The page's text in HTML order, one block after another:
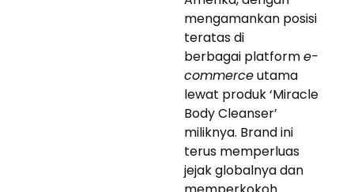
mengamankan posisi
teratas di
berbagai platforme-
commerceutama
lewat produk ‘Miracle
Body Cleanser’
miliknya. Brand ini
terus memperluas
jejak globalnya dan